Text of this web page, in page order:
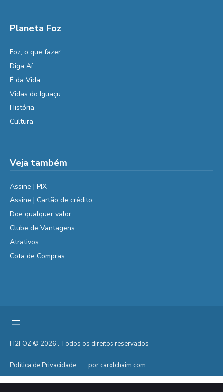
Planeta Foz
Foz, o que fazer
Diga Aí
É da Vida
Vidas do Iguaçu
História
Cultura
Veja também
Assine | PIX
Assine | Cartão de crédito
Doe qualquer valor
Clube de Vantagens
Atrativos
Cota de Compras
H2FOZ © 2026 . Todos os direitos reservados
Política de Privacidade por carolchaim.com